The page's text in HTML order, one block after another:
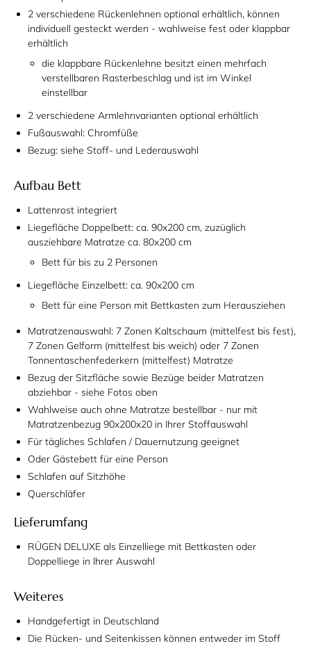
2 verschiedene Rückenlehnen optional erhältlich, können
individuell gesteckt werden - wahlweise fest oder klappbar
erhältlich
die klappbare Rückenlehne besitzt einen mehrfach
verstellbaren Rasterbeschlag und ist im Winkel
einstellbar
2 verschiedene Armlehnvarianten optional erhältlich
Fußauswahl: Chromfüße
Bezug: siehe Stoff- und Lederauswahl
Aufbau Bett
Lattenrost integriert
Liegefläche Doppelbett: ca. 90x200 cm, zuzüglich
ausziehbare Matratze ca. 80x200 cm
Bett für bis zu 2 Personen
Liegefläche Einzelbett: ca. 90x200 cm
Bett für eine Person mit Bettkasten zum Herausziehen
Matratzenauswahl: 7 Zonen Kaltschaum (mittelfest bis fest),
7 Zonen Gelform (mittelfest bis weich) oder 7 Zonen
Tonnentaschenfederkern (mittelfest) Matratze
Bezug der Sitzfläche sowie Bezüge beider Matratzen
abziehbar - siehe Fotos oben
Wahlweise auch ohne Matratze bestellbar - nur mit
Matratzenbezug 90x200x20 in Ihrer Stoffauswahl
Für tägliches Schlafen / Dauernutzung geeignet
Oder Gästebett für eine Person
Schlafen auf Sitzhöhe
Querschläfer
Lieferumfang
RÜGEN DELUXE als Einzelliege mit Bettkasten oder
Doppelliege in Ihrer Auswahl
Weiteres
Handgefertigt in Deutschland
Die Rücken- und Seitenkissen können entweder im Stoff